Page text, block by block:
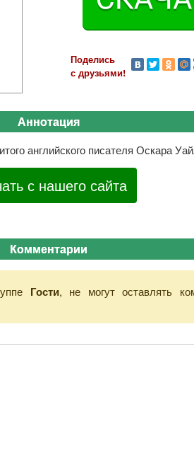
Поделись
с друзьями!
Аннотация
английского писателя Оскара
с нашего сайта
Комментарии
Гости, не могут оставлять